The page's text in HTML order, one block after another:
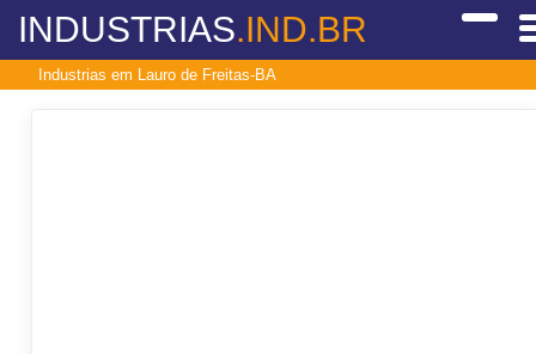
INDUSTRIAS.IND.BR
Industrias em Lauro de Freitas-BA